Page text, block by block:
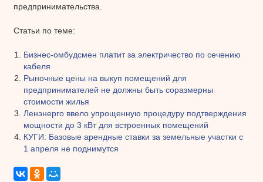
предпринимательства.
Статьи по теме:
Бизнес-омбудсмен платит за электричество по сечению
кабеля
Рыночные цены на выкуп помещений для
предпринимателей не должны быть соразмерны
стоимости жилья
Ленэнерго ввело упрощенную процедуру подтверждения
мощности до 3 кВт для встроенных помещений
КУГИ: Базовые арендные ставки за земельные участки с
1 апреля не поднимутся